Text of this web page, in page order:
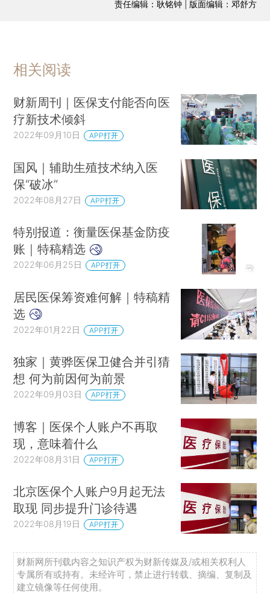
责任编辑：耿铭钟 | 版面编辑：邓舒方
相关阅读
财新周刊｜医保支付能否向医
疗新技术倾斜
2022年09月10日 APP打开
国风｜辅助生殖技术纳入医
保“破冰”
2022年08月27日 APP打开
特别报道：衡量医保基金防疫
账｜特稿精选
2022年06月25日 APP打开
居民医保筹资难何解｜特稿精
选
2022年01月22日 APP打开
独家｜黄骅医保卫健合并引猜
想 何为前因何为前景
2022年09月03日 APP打开
博客｜医保个人账户不再取
现，意味着什么
2022年08月31日 APP打开
北京医保个人账户9月起无法
取现 同步提升门诊待遇
2022年08月19日 APP打开
财新网所刊载内容之知识产权为财新传媒及/或相关权利人
专属所有或持有。未经许可，禁止进行转载、摘编、复制及
建立镜像等任何使用。